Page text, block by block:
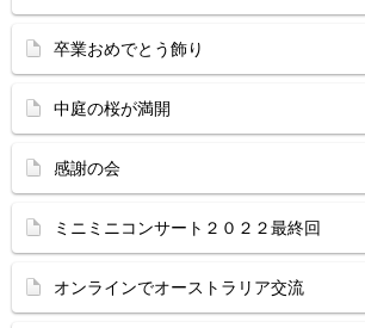
卒業おめでとう飾り
中庭の桜が満開
感謝の会
ミニミニコンサート２０２２最終回
オンラインでオーストラリア交流